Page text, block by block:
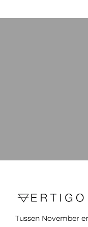
Tussen November